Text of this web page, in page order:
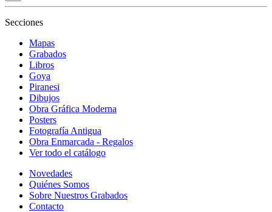
Secciones
Mapas
Grabados
Libros
Goya
Piranesi
Dibujos
Obra Gráfica Moderna
Posters
Fotografía Antigua
Obra Enmarcada - Regalos
Ver todo el catálogo
Novedades
Quiénes Somos
Sobre Nuestros Grabados
Contacto